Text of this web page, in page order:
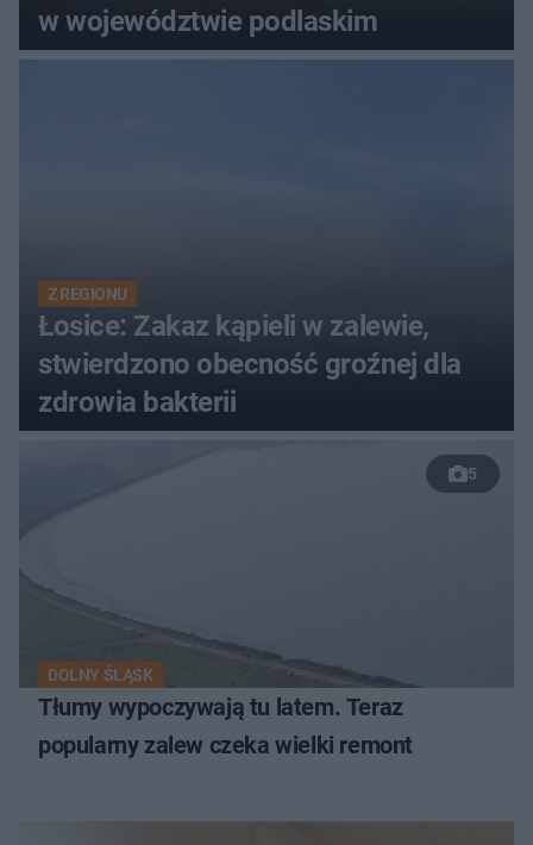
w województwie podlaskim
Z REGIONU
Łosice: Zakaz kąpieli w zalewie,
stwierdzono obecność groźnej dla
zdrowia bakterii
5
DOLNY ŚLĄSK
Tłumy wypoczywają tu latem. Teraz
popularny zalew czeka wielki remont